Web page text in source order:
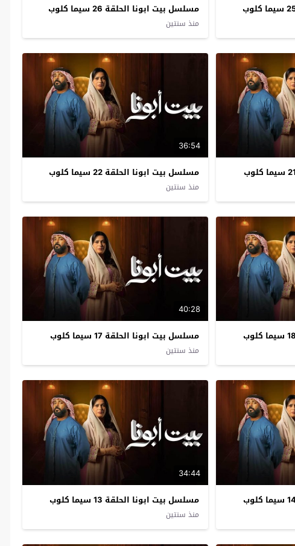
مسلسل بيت ابونا الحلقة 26 سيما كلوب
منذ سنتين
36:54
مسلسل بيت ابونا الحلقة 22 سيما كلوب
منذ سنتين
40:28
مسلسل بيت ابونا الحلقة 17 سيما كلوب
منذ سنتين
34:44
مسلسل بيت ابونا الحلقة 13 سيما كلوب
منذ سنتين